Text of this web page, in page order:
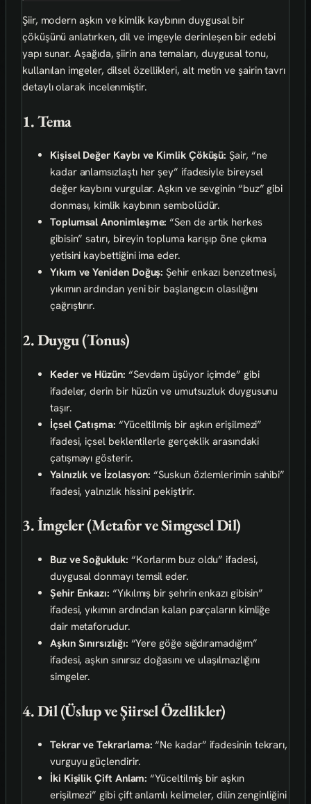
Şiir, modern aşkın ve kimlik kaybının duygusal bir
çöküşünü anlatırken, dil ve imgeyle derinleşen bir edebi
yapı sunar. Aşağıda, şiirin ana temaları, duygusal tonu,
kullanılan imgeler, dilsel özellikleri, alt metin ve şairin tavrı
detaylı olarak incelenmiştir.
1. Tema
Kişisel Değer Kaybı ve Kimlik Çöküşü: Şair, “ne
kadar anlamsızlaştı her şey” ifadesiyle bireysel
değer kaybını vurgular. Aşkın ve sevginin “buz” gibi
donması, kimlik kaybının sembolüdür.
Toplumsal Anonimleşme: “Sen de artık herkes
gibisin” satırı, bireyin topluma karışıp öne çıkma
yetisini kaybettiğini ima eder.
Yıkım ve Yeniden Doğuş: Şehir enkazı benzetmesi,
yıkımın ardından yeni bir başlangıcın olasılığını
çağrıştırır.
2. Duygu (Tonus)
Keder ve Hüzün: “Sevdam üşüyor içimde” gibi
ifadeler, derin bir hüzün ve umutsuzluk duygusunu
taşır.
İçsel Çatışma: “Yüceltilmiş bir aşkın erişilmezi”
ifadesi, içsel beklentilerle gerçeklik arasındaki
çatışmayı gösterir.
Yalnızlık ve İzolasyon: “Suskun özlemlerimin sahibi”
ifadesi, yalnızlık hissini pekiştirir.
3. İmgeler (Metafor ve Simgesel Dil)
Buz ve Soğukluk: “Korlarım buz oldu” ifadesi,
duygusal donmayı temsil eder.
Şehir Enkazı: “Yıkılmış bir şehrin enkazı gibisin”
ifadesi, yıkımın ardından kalan parçaların kimliğe
dair metaforudur.
Aşkın Sınırsızlığı: “Yere göğe sığdıramadığım”
ifadesi, aşkın sınırsız doğasını ve ulaşılmazlığını
simgeler.
4. Dil (Üslup ve Şiirsel Özellikler)
Tekrar ve Tekrarlama: “Ne kadar” ifadesinin tekrarı,
vurguyu güçlendirir.
İki Kişilik Çift Anlam: “Yüceltilmiş bir aşkın
erişilmezi” gibi çift anlamlı kelimeler, dilin zenginliğini